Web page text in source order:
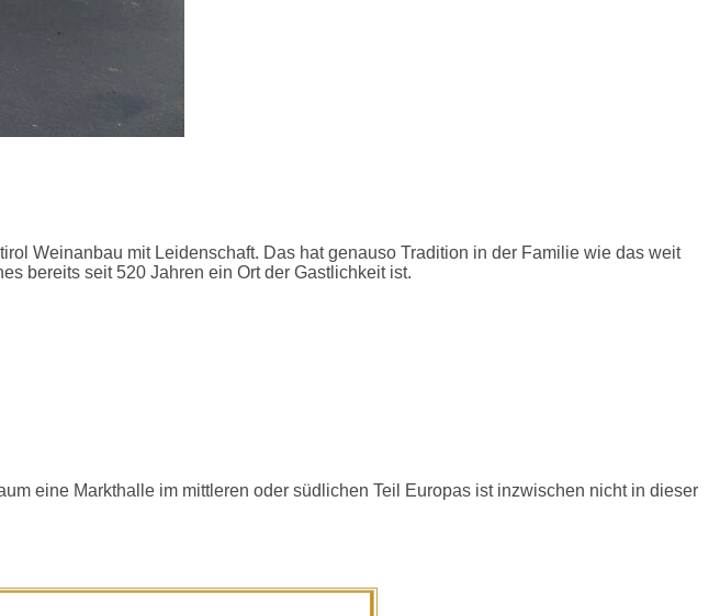
Weinanbau mit Leidenschaft. Das hat genauso Tradition in der Familie wie das weit
bereits seit 520 Jahren ein Ort der Gastlichkeit ist.
eine Markthalle im mittleren oder südlichen Teil Europas ist inzwischen nicht in dieser